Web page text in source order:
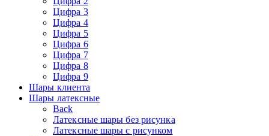
Цифра 3
Цифра 4
Цифра 5
Цифра 6
Цифра 7
Цифра 8
Цифра 9
Шары клиента
Шары латексные
Back
Латексные шары без рисунка
Латексные шары с рисунком